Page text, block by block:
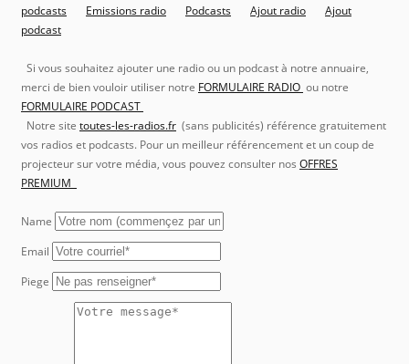
podcasts
Emissions radio Podcasts Ajout radio
Ajout
podcast
Si vous souhaitez ajouter une radio ou un podcast à notre annuaire,
merci de bien vouloir utiliser notre FORMULAIRE RADIO ou notre
FORMULAIRE PODCAST
Notre site toutes-les-radios.fr (sans publicités) référence gratuitement
vos radios et podcasts. Pour un meilleur référencement et un coup de
projecteur sur votre média, vous pouvez consulter nos OFFRES
PREMIUM
Name
Email
Piege